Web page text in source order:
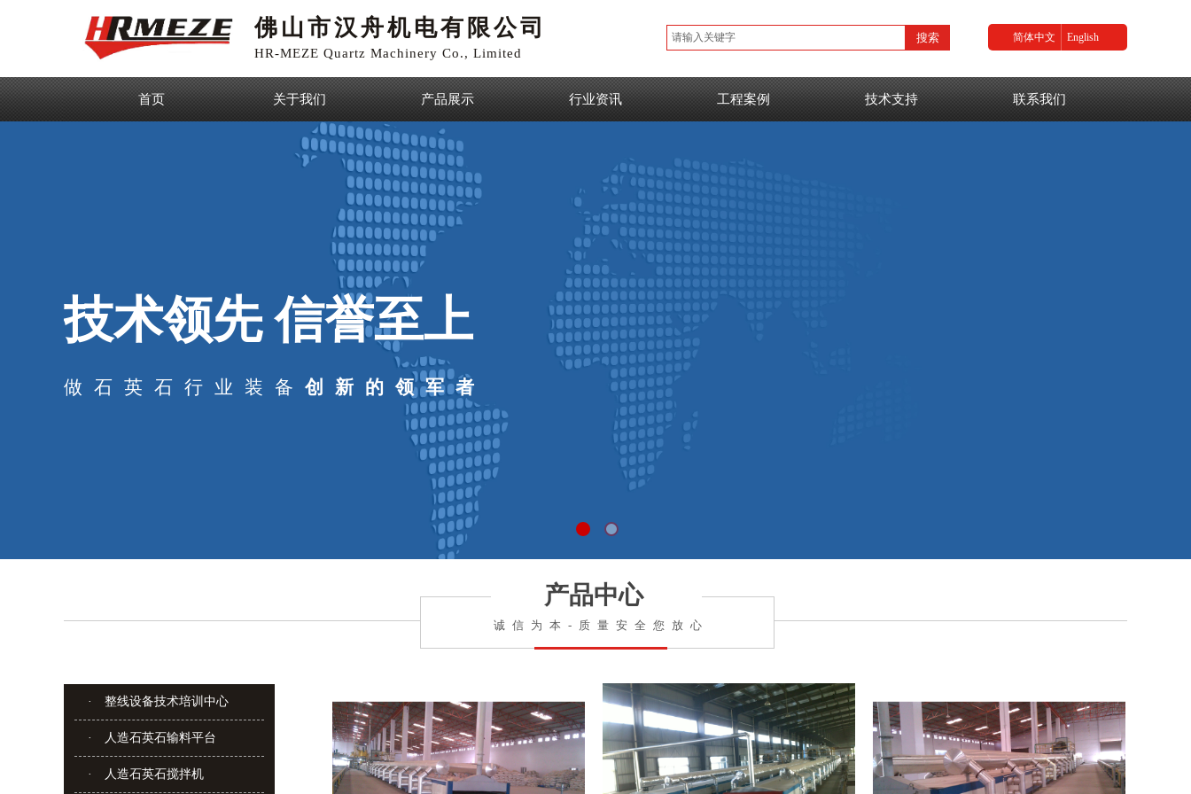
搜索
佛山市汉舟机电有限公司
HR-MEZE Quartz Machinery Co., Limited
简体中文 English
首页 关于我们 产品展示 行业资讯 工程案例 技术支持 联系我们
技术领先 信誉至上
做石英石行业装备 创新的领军者
产品中心
诚信为本-质量安全您放心
· 整线设备技术培训中心
· 人造石英石输料平台
· 人造石英石搅拌机